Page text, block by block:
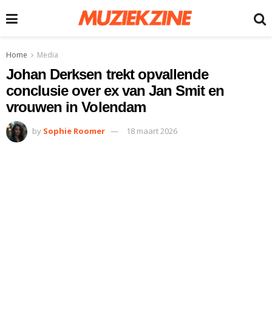
Home Media
Johan Derksen trekt opvallende
conclusie over ex van Jan Smit en
vrouwen in Volendam
by Sophie Roomer 18 maart 2026